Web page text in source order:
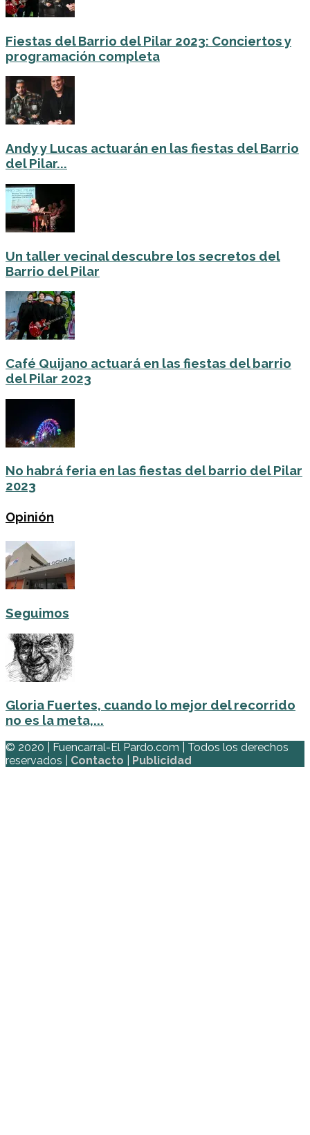
Fiestas del Barrio del Pilar 2023: Conciertos y
programación completa
Andy y Lucas actuarán en las fiestas del Barrio
del Pilar...
Un taller vecinal descubre los secretos del
Barrio del Pilar
Café Quijano actuará en las fiestas del barrio
del Pilar 2023
No habrá feria en las fiestas del barrio del Pilar
2023
Opinión
Seguimos
Gloria Fuertes, cuando lo mejor del recorrido
no es la meta,...
© 2020 | Fuencarral-El Pardo.com | Todos los derechos
reservados | Contacto Publicidad